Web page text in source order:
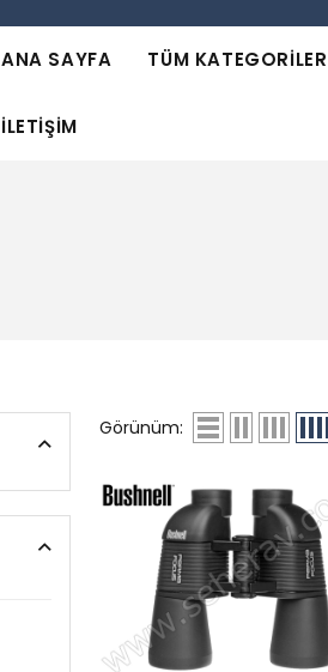
ANA SAYFA TÜM KATEGORİLER
İLETIŞIM
Görünüm: